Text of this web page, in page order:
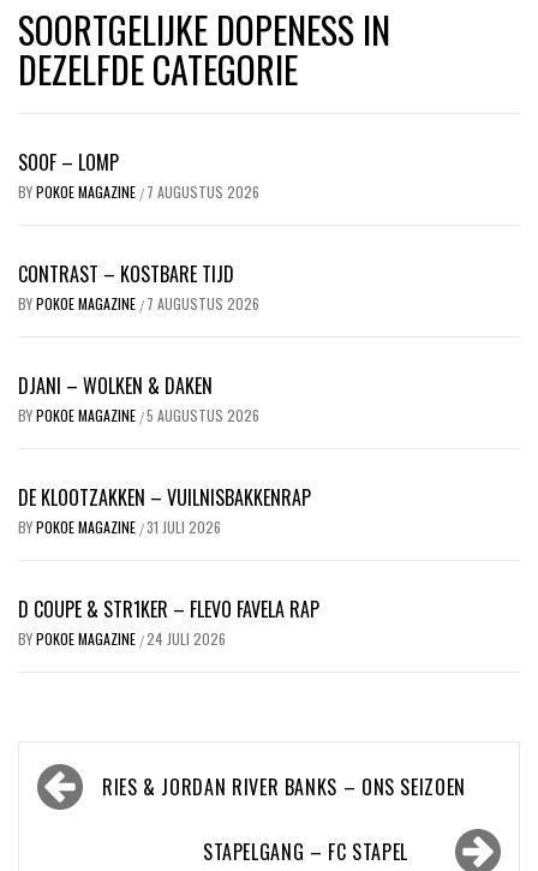
SOORTGELIJKE DOPENESS IN
DEZELFDE CATEGORIE
SOOF – LOMP
BYPOKOE MAGAZINE / 7 AUGUSTUS 2026
CONTRAST – KOSTBARE TIJD
BYPOKOE MAGAZINE / 7 AUGUSTUS 2026
DJANI – WOLKEN & DAKEN
BYPOKOE MAGAZINE /5 AUGUSTUS 2026
DE KLOOTZAKKEN – VUILNISBAKKENRAP
BYPOKOE MAGAZINE /31 JULI 2026
D COUPE & STR1KER – FLEVO FAVELA RAP
BYPOKOE MAGAZINE /24 JULI 2026
Bericht
navigatieRIES & JORDAN RIVER BANKS – ONS SEIZOEN
STAPELGANG – FC STAPEL